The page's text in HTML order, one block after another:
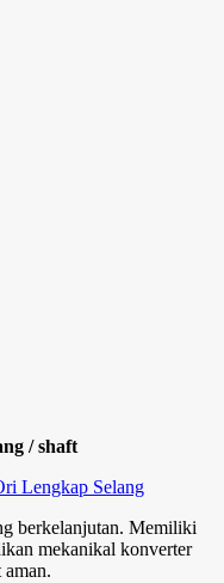
/ shaft
Lengkap Selang
berkelanjutan. Memiliki
mekanikal konverter